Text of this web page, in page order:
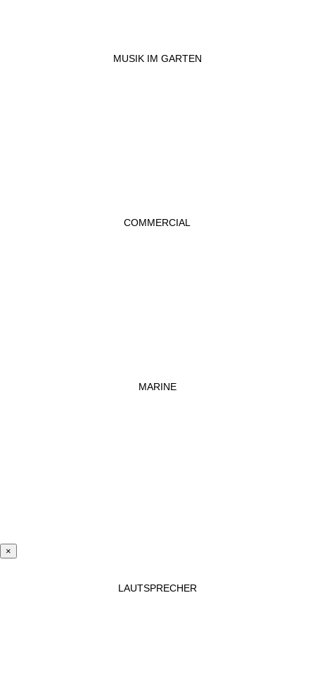
MUSIK IM GARTEN
COMMERCIAL
MARINE
×
LAUTSPRECHER